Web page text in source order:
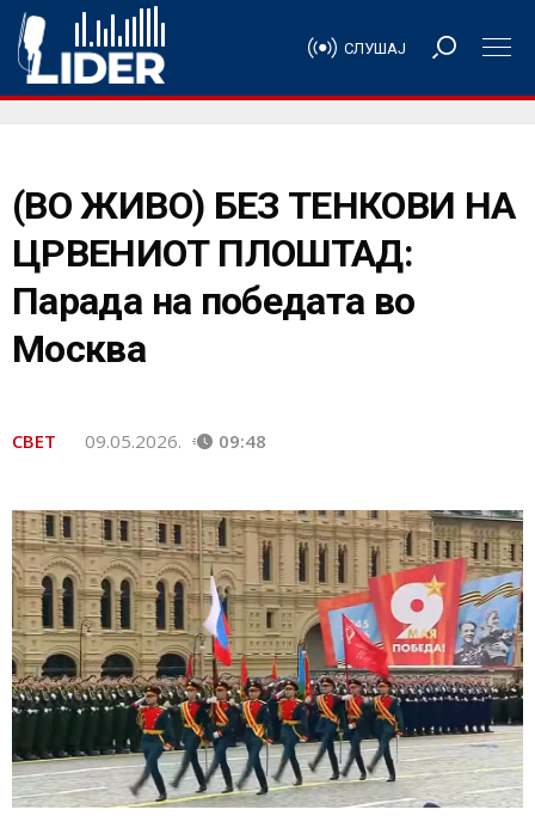
СЛУШАЈ
(ВО ЖИВО) БЕЗ ТЕНКОВИ НА
ЦРВЕНИОТ ПЛОШТАД:
Парада на победата во
Москва
СВЕТ 09.05.2026. 09:48